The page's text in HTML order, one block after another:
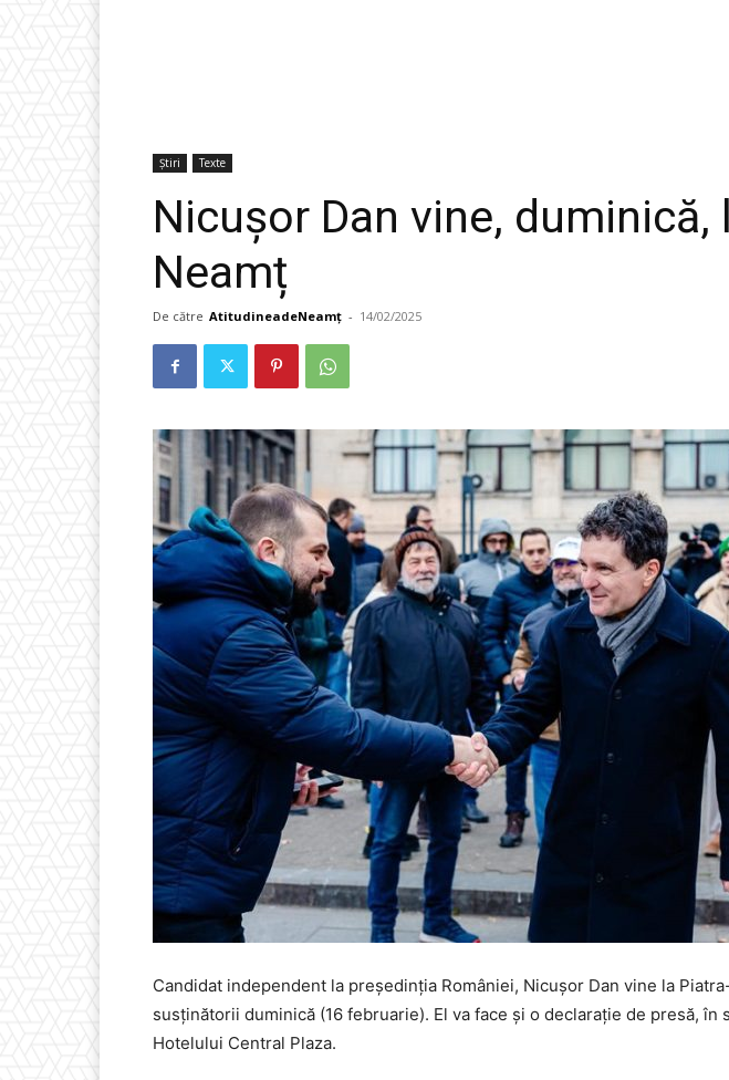
Știri Texte
Nicușor Dan vine, duminică,
Neamț
De către AtitudineadeNeamț - 14/02/2025
Candidat independent la președinția României, Nicușor Dan vine la
susținătorii duminică (16 februarie). El va face și o declarație de presă, în
Hotelului Central Plaza.